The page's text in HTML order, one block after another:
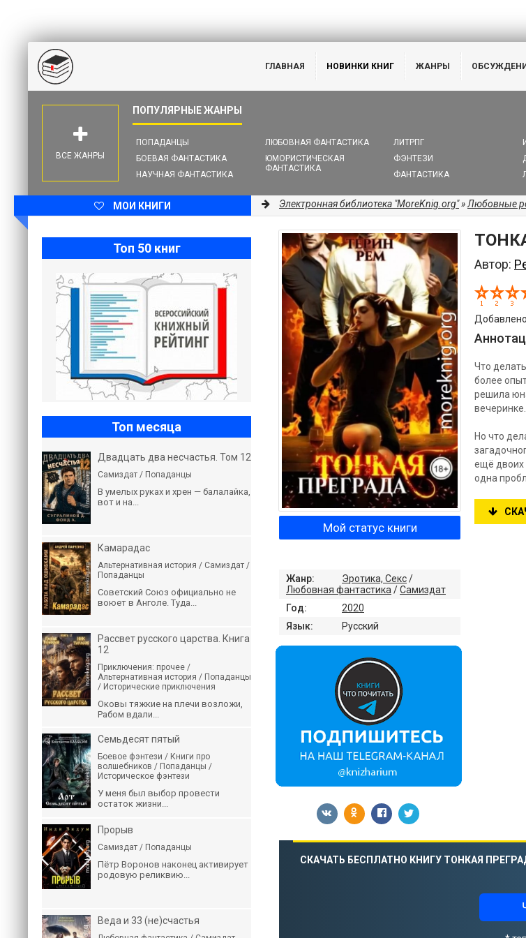
ГЛАВНАЯ НОВИНКИ КНИГ ЖАНРЫ
ПОПАДАНЦЫ
БОЕВАЯ ФАНТАСТИКА
НАУЧНАЯ ФАНТАСТИКА
ЛЮБОВНАЯ ФАНТАСТИКА
ЮМОРИСТИЧЕСКАЯ
ФАНТАСТИКА
ЛИТРПГ
ФЭНТЕЗИ
ФАНТАСТИКА
ВСЕ ЖАНРЫ
МОИ КНИГИ Электронная библиотека "MoreKnig.org"»Любовные
Автор:
Что
более
решила
вечеринке.
Но что
ещё двоих
одна
Мой статус книги
Жанр: Эротика, Секс/
Любовная фантастика /Самиздат
Год:
2020
Язык:
Русский
СКАЧАТЬ БЕСПЛАТНО КНИГУ ТОНКАЯ
Топ 50 книг
Топ месяца
Двадцать два несчастья. Том 12
Самиздат / Попаданцы
В умелых руках и хрен — балалайка,
вот и на...
Камарадас
Альтернативная история / Самиздат /
Попаданцы
Советский Союз официально не
воюет в Анголе. Туда...
Рассвет русского царства. Книга
12
Приключения: прочее /
Альтернативная история / Попаданцы
/ Исторические приключения
Оковы тяжкие на плечи возложи,
Рабом вдали...
Семьдесят пятый
Боевое фэнтези / Книги про
волшебников / Попаданцы /
Историческое фэнтези
У меня был выбор провести
остаток жизни...
Прорыв
Самиздат / Попаданцы
Пётр Воронов наконец активирует
родовую реликвию...
Веда и 33 (не)счастья